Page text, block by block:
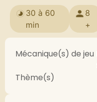
30 à 60
min
8
+
Mécanique(s) de jeu
Thème(s)